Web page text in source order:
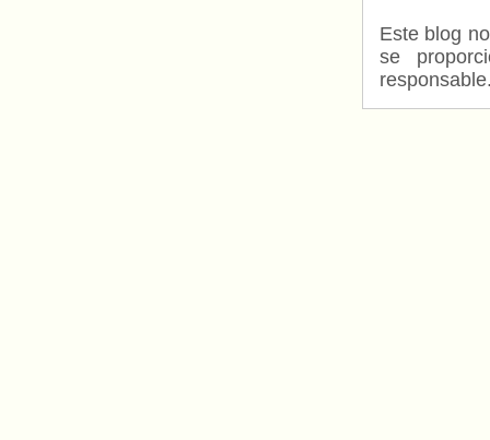
Este blog
se